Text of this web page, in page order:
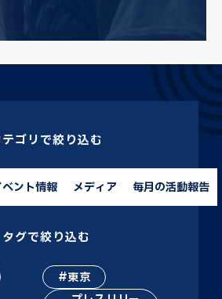
ゴリで絞り込む
ベント情報 メディア 毎月の活動報告
タグで絞り込む
東京